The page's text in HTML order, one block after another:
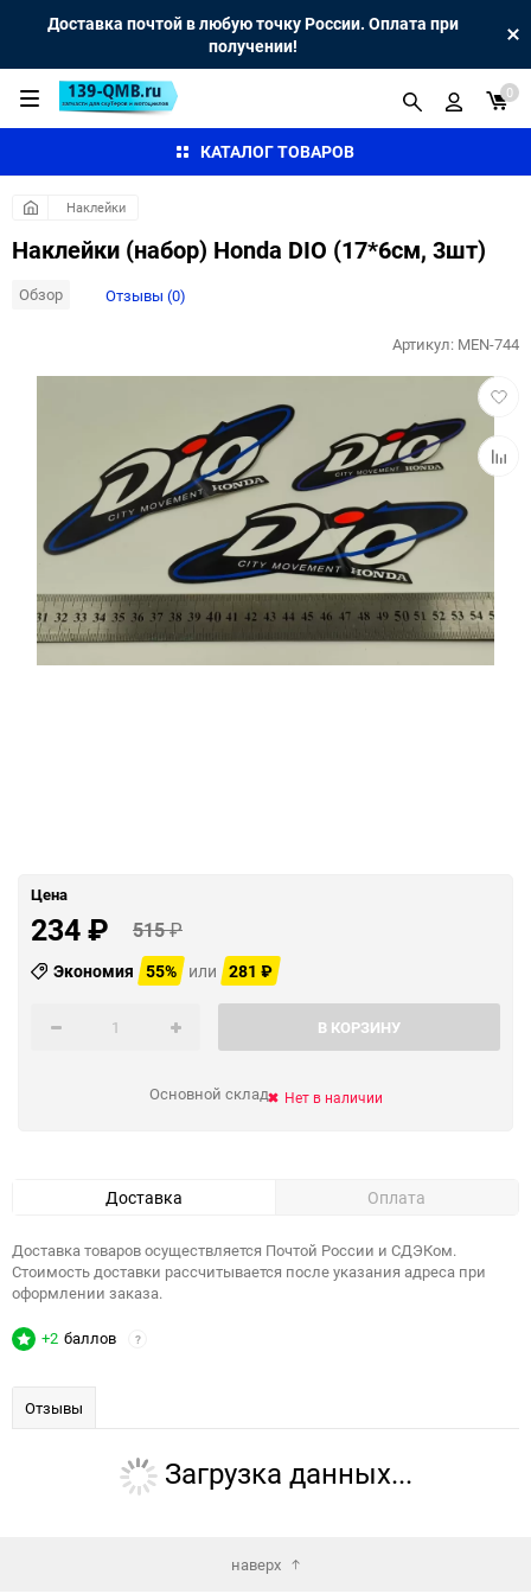
Доставка почтой в любую точку России. Оплата при
получении!
КАТАЛОГ ТОВАРОВ
0
Наклейки
Наклейки (набор) Honda DIO (17*6см, 3шт)
Обзор Отзывы (0)
в
к
Артикул: MEN-744
Цена
234₽ 515₽
Экономия 55% или 281 ₽
В КОРЗИНУ
Основной склад Нет в наличии
Доставка Оплата
Доставка товаров осуществляется Почтой России и СДЭКом.
Стоимость доставки рассчитывается после указания адреса при
оформлении заказа.
+2 баллов ?
Отзывы
Загрузка данных...
наверх